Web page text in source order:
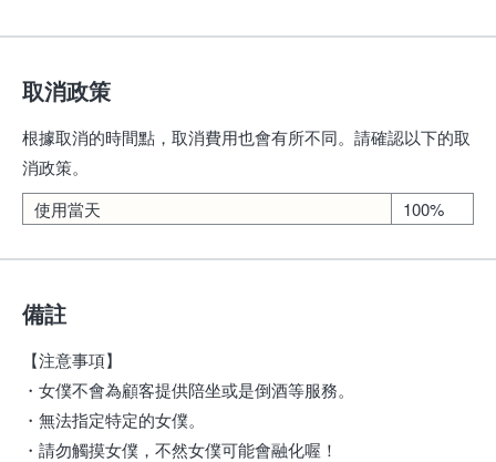
取消政策
根據取消的時間點，取消費用也會有所不同。請確認以下的取
消政策。
使用當天
100%
備註
【注意事項】
・女僕不會為顧客提供陪坐或是倒酒等服務。
・無法指定特定的女僕。
・請勿觸摸女僕，不然女僕可能會融化喔！